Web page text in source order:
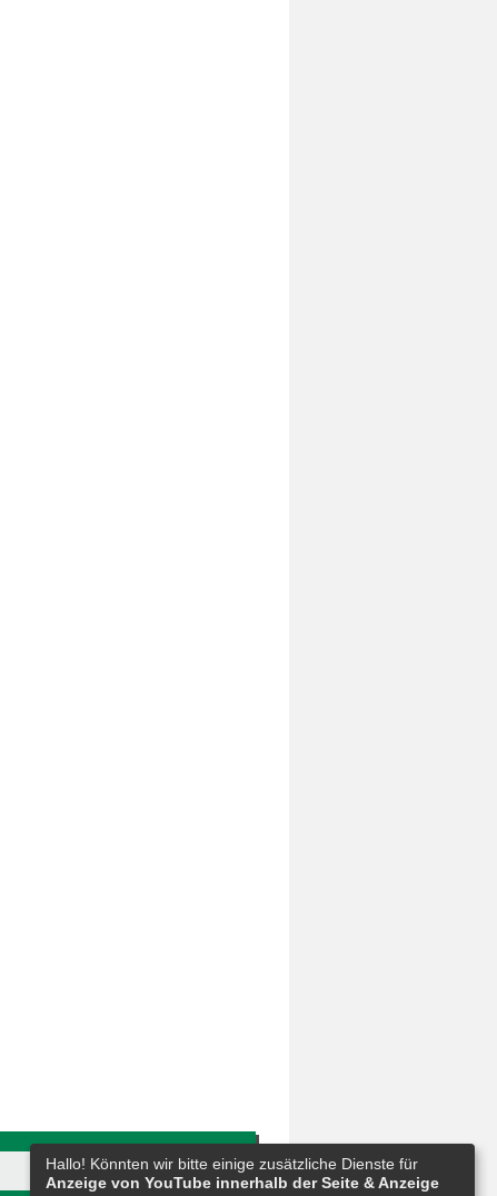
Hallo! Könnten wir bitte einige zusätzliche Dienste für
Anzeige von YouTube innerhalb der Seite & Anzeige